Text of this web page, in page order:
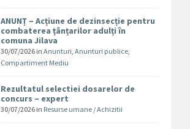
ANUNȚ – Acțiune de dezinsecție pentru
combaterea țânțarilor adulți în
comuna Jilava
30/07/2026 inAnunturi,Anunturi publice,
Compartiment Mediu
Rezultatul selectiei dosarelor de
concurs – expert
30/07/2026 in Resurse umane / Achizitii